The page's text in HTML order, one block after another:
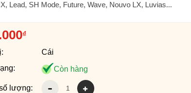
Lead, SH Mode, Future, Wave, Nouvo LX, Luvias...
₫
Cái
Còn hàng
lượng: